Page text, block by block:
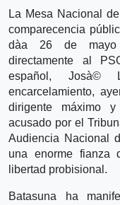
La Mesa Nacional
comparecencia
dà­a 26 de mayo
directamente al
español, Josà©
encarcelamiento,
dirigente máximo
acusado por el
Audiencia Nacional
una enorme fianza
libertad probisional.
Batasuna ha